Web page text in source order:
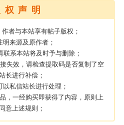
排行榜
程 联机招募
声明
者与本站享有帖子版权；
来源及原作者；
系本站将及时予与删除；
失效，请检查提取码是否复制了空
长进行补偿；
私信站长进行处理；
，一经购买即获得了内容，原则上
意上述规则；